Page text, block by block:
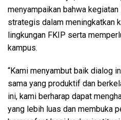
menyampaikan bahwa
strategis dalam meningkatkan
lingkungan FKIP serta
kampus.
“Kami menyambut baik dialog
sama yang produktif dan
ini, kami berharap dapat
yang lebih luas dan membuka